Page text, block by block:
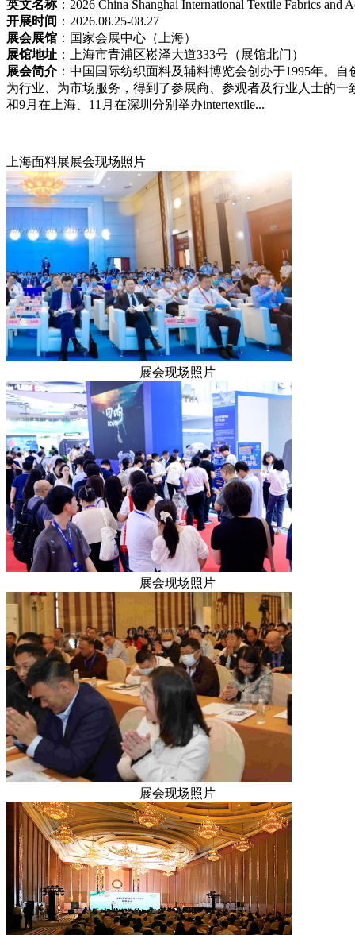
英文名称：2026 China Shanghai International Textile Fabrics and
开展时间 ：2026.08.25-08.27
展会展馆 ：国家会展中心（上海）
展馆地址 ：上海市青浦区崧泽大道333号（展馆北门）
展会简介：中国国际纺织面料及辅料博览会创办于1995年。
为行业、为市场服务，得到了参展商、参观者及行业人士的
和9月在上海、11月在深圳分别举办intertextile...
上海面料展展会现场照片
展会现场照片
展会现场照片
展会现场照片